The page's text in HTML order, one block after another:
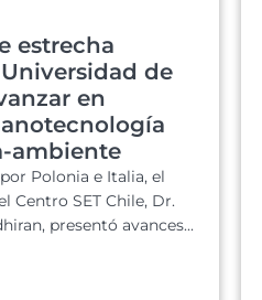
estrecha
de
en
ambiente
Polonia e Italia, el
Centro SET Chile, Dr.
presentó avances...